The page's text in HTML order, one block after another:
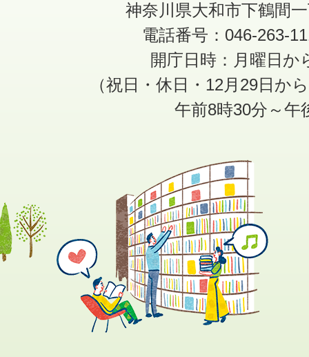
神奈川県大和市下鶴間
電話番号：046-263-
開庁日時：月曜日か
（祝日・休日・12月29日か
午前8時30分～午